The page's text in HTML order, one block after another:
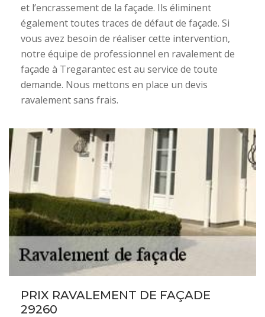
et l’encrassement de la façade. Ils éliminent
également toutes traces de défaut de façade. Si
vous avez besoin de réaliser cette intervention,
notre équipe de professionnel en ravalement de
façade à Tregarantec est au service de toute
demande. Nous mettons en place un devis
ravalement sans frais.
PRIX RAVALEMENT DE FAÇADE
29260